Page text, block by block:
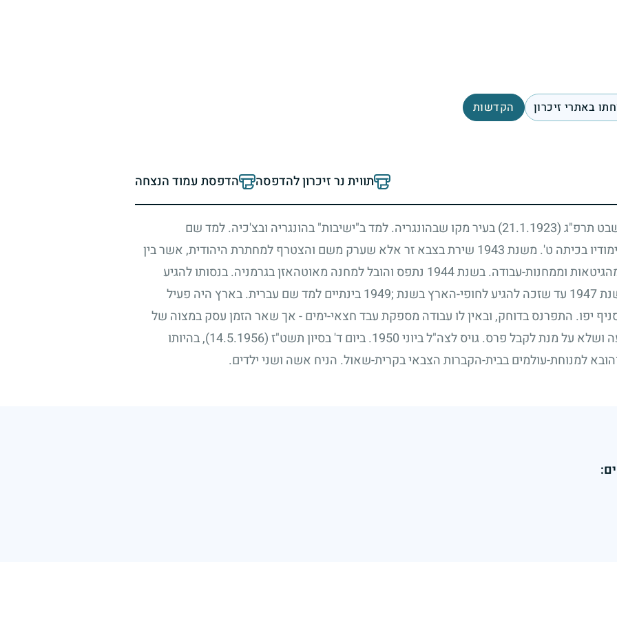
באתרי זיכרון הקדשות
תווית נר זיכרון להדפסה הדפסת עמוד הנצחה
תרפ"ג(21.1.1923)
בעיר מקו שבהונגריה. למד ב"ישיבות" בהונגריה ובצ'כיה. למד שם
בכיתה ט'. משנת1943 שירת בצבא זר אלא שערק משם והצטרף למחתרת היהודית, אשר בין
וממחנות-עבודה. בשנת1944 נתפס והובל למחנה מאוטהאזן בגרמניה. בנסותו להגיע
1947 עד שזכה להגיע לחופי-הארץ בשנת;1949
בינתיים למד שם עברית. בארץ היה פעיל
יפו. התפרנס בדוחק, ובאין לו עבודה מספקת עבד חצאי-ימים-אך שאר הזמן עסק במצוה של
ושלא על מנת לקבל פרס. גויס לצה"ל ביוני1950. ביום ד' בסיון תשט"ז(14.5.1956)
, בהיותו
למנוחת-עולמים בבית-הקברות הצבאי בקרית-שאול. הניח אשה ושני ילדים.